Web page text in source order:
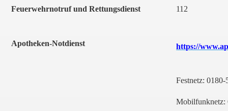
Feuerwehrnotruf und Rettungsdienst 112
Apotheken-Notdienst https://
Festnetz:
Mobilfunknetz: